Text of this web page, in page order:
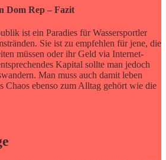
Dom Rep – Fazit
ist ein Paradies für Wassersportler
Sie ist zu empfehlen für jene, die
müssen oder ihr Geld via Internet-
Kapital sollte man jedoch
Man muss auch damit leben
Chaos ebenso zum Alltag gehört wie die